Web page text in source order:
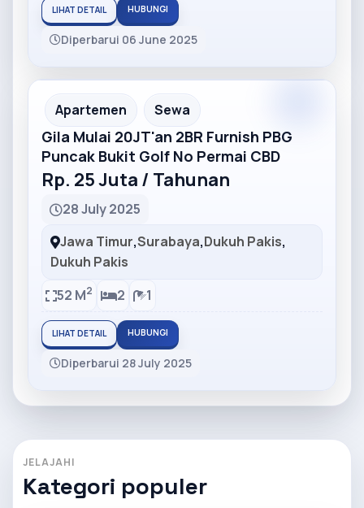
LIHAT DETAIL HUBUNGI
Diperbarui 06 June 2025
Partner Ad
Apartemen Sewa
Gila Mulai 20JT'an 2BR Furnish PBG
Puncak Bukit Golf No Permai CBD
Rp. 25 Juta / Tahunan
28 July 2025
Jawa Timur,Surabaya,Dukuh Pakis,
Dukuh Pakis
52 M2 2 1
LIHAT DETAIL HUBUNGI
Diperbarui 28 July 2025
JELAJAHI
Kategori populer